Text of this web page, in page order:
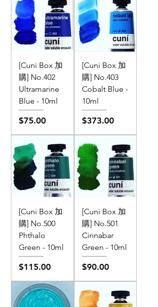
[Cuni Box 加
購] No.402
Ultramarine
Blue - 10ml
價格
$75.00
[Cuni Box 加
購] No.403
Cobalt Blue -
10ml
價格
$373.00
[Cuni Box 加
購] No.500
Phthalo
Green - 10ml
價格
$115.00
[Cuni Box 加
購] No.501
Cinnabar
Green - 10ml
價格
$90.00